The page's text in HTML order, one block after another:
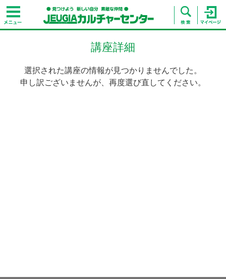
講座詳細
選択された講座の情報が見つかりませんでした。
申し訳ございませんが、再度選び直してください。